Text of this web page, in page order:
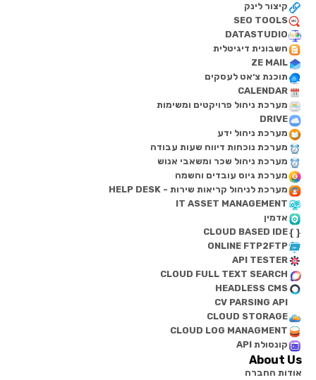
קיצור לינק
SEO TOOLS
DATASTUDIO
חשבונית דיגיטלית
ZE MAIL
תוכנת צ׳אט לעסקים
CALENDAR
מערכת ניהול פרויקטים ומשימות
DRIVE
מערכת ניהול ידע
מערכת נוכחות דיווח שעות עבודה
מערכת ניהול שכר ומשאבי אנוש
מערכת גיוס עובדים והשמה
מערכת לניהול קריאות שירות - HELP DESK
IT ASSET MANAGEMENT
אדמין
CLOUD BASED IDE
ONLINE FTP2FTP
API TESTER
CLOUD FULL TEXT SEARCH
HEADLESS CMS
CV PARSING API
CLOUD STORAGE
CLOUD LOG MANAGMENT
קונסולת API
About Us
אודות החברה